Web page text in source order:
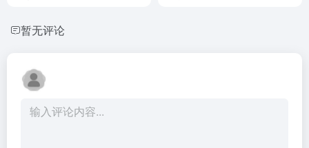
暂无评论